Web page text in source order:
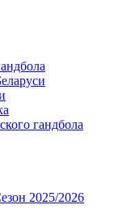
гандбола
2025/2026